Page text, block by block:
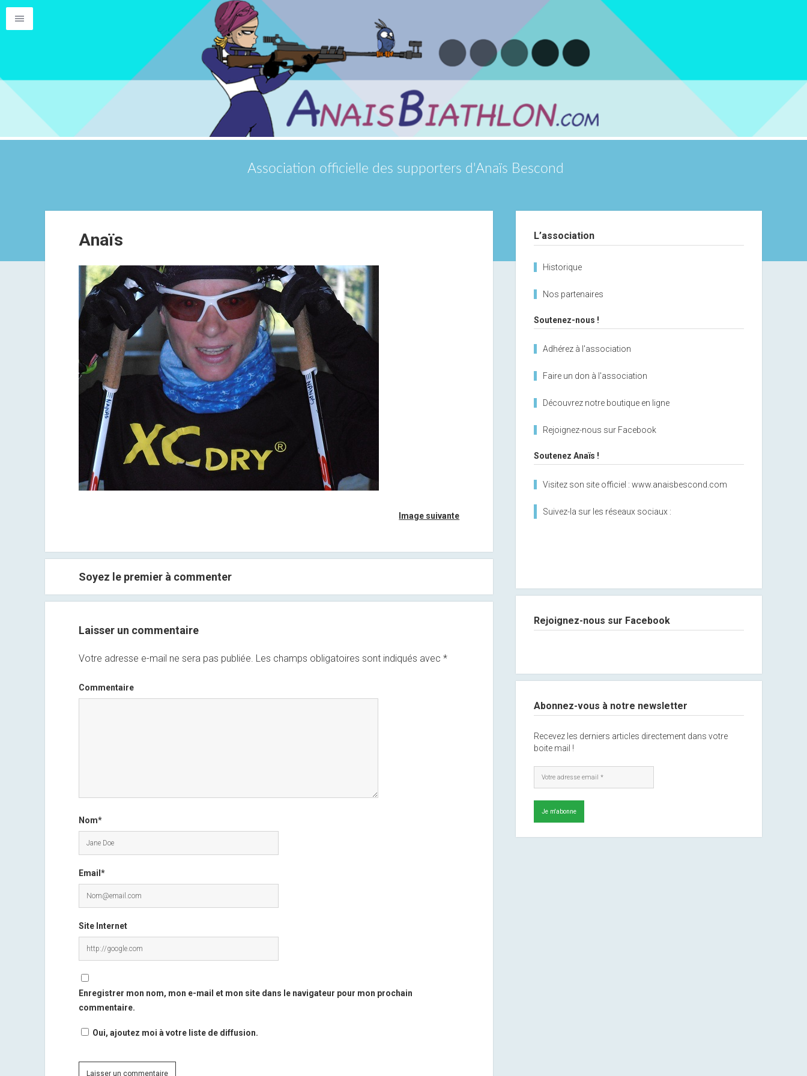
Association officielle des supporters d'Anaïs Bescond
Anaïs
Image suivante
Soyez le premier à commenter
Laisser un commentaire
Votre adresse e-mail ne sera pas publiée. Les champs obligatoires sont indiqués avec *
Commentaire
Nom*
Email*
Site Internet
Enregistrer mon nom, mon e-mail et mon site dans le navigateur pour mon prochain
commentaire.
Oui, ajoutez moi à votre liste de diffusion.
L’association
Historique
Nos partenaires
Soutenez-nous !
Adhérez à l'association
Faire un don à l'association
Découvrez notre boutique en ligne
Rejoignez-nous sur Facebook
Soutenez Anaïs !
Visitez son site officiel : www.anaisbescond.com
Suivez-la sur les réseaux sociaux :
Rejoignez-nous sur Facebook
Abonnez-vous à notre newsletter
Recevez les derniers articles directement dans votre
boite mail !